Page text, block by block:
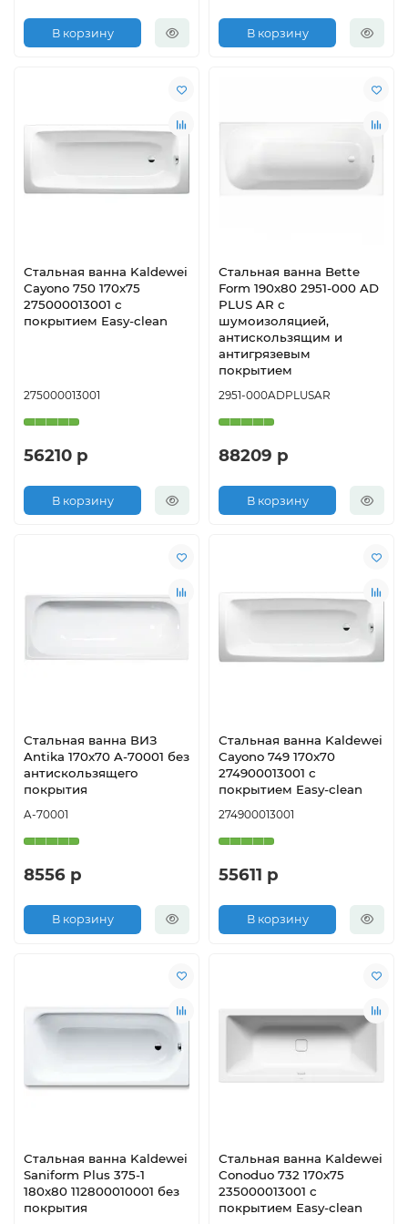
В корзину В корзину
Стальная ванна Kaldewei
Cayono 750 170x75
275000013001 с
покрытием Easy-clean
275000013001
56210 р
В корзину
Стальная ванна Bette
Form 190x80 2951-000 AD
PLUS AR с
шумоизоляцией,
антискользящим и
антигрязевым
покрытием
2951-000ADPLUSAR
88209 р
В корзину
Стальная ванна ВИЗ
Antika 170x70 A-70001 без
антискользящего
покрытия
A-70001
8556 р
В корзину
Стальная ванна Kaldewei
Cayono 749 170x70
274900013001 с
покрытием Easy-clean
274900013001
55611 р
В корзину
Стальная ванна Kaldewei
Saniform Plus 375-1
180x80 112800010001 без
покрытия
Стальная ванна Kaldewei
Conoduo 732 170х75
235000013001 с
покрытием Easy-clean